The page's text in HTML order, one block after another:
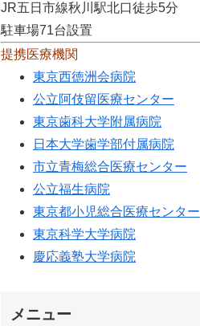
JR五日市線秋川駅北口徒歩5分
駐車場71台設置
提携医療機関
東京西徳洲会病院
公立阿伎留医療センター
東京歯科大学附属病院
日本大学歯学部付属病院
市立青梅総合医療センター
公立福生病院
東京都小児総合医療センター
東京科学大学病院
慶応義塾大学病院
メニュー